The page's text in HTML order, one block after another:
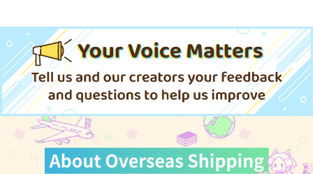
中1×中2リョ三ゲスト
本 いつかまた君とき
っと。
からんころん。
1,100円（税込）
宮城リョータ×三井寿
The possibilities are
endless!
ROAS
ギャラガー×サンデー
赤井教官の恋人ってど
んな人？
Apuri
897
赤井秀一×安室透
K120
専売 1,287円（税込）
スラムダンク
宮城リョータ×三井寿
サンプル
カート
赤いポスト
専売 787円（税込）
宮城リョータ×三井寿
サンプル
いる。
K120
専売 157円 （税込）
スラムダンク
宮城リョータ×三井寿
サンプル